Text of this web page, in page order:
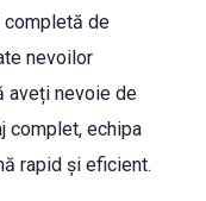
completă de
nevoilor
aveți nevoie de
complet, echipa
rapid și eficient.